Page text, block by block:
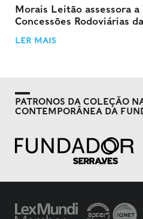
Morais Leitão assessora
Concessões Rodoviárias
LER MAIS
PATRONOS DA COLEÇÃO
CONTEMPORÂNEA DA